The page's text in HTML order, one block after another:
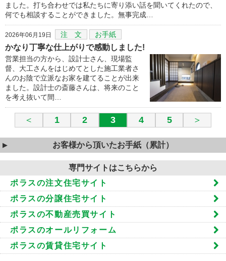
ました。打ち合わせでは私たちに寄り添い話を聞いてくれたので、
何でも相談することができました。無事完成…
2026年06月19日 注 文 お手紙
かなり丁寧な仕上がりで感動しました!
営業担当の方から、設計士さん、現場監
督、大工さんをはじめてとした施工業者さ
んのお陰で立派なお家を建てることが出来
ました。設計士の斎藤さんは、将来のこと
を考え抜いて間…
＜ 1 2 3 4 5 ＞
お客様から頂いたお手紙（累計）
専門サイトはこちらから
ポラスの注文住宅サイト
ポラスの分譲住宅サイト
ポラスの不動産売買サイト
ポラスのオールリフォーム
ポラスの賃貸住宅サイト